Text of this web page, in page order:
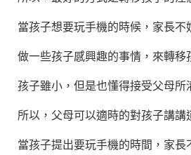
當孩子想要玩手機的時候，家長不
做一些孩子感興趣的事情，來轉移孩
孩子雖小，但是也懂得接受父母所
所以，父母可以適時的對孩子講講
當孩子提出要玩手機的時間，家長